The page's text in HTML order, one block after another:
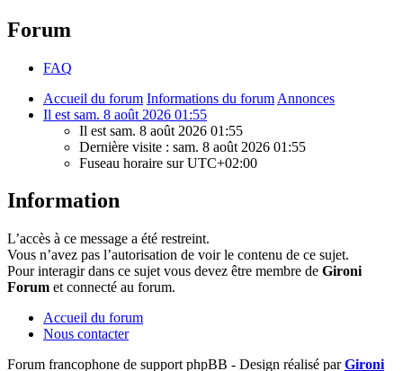
Forum
FAQ
Accueil du forum Informations du forum Annonces
Il est sam. 8 août 2026 01:55
Il est sam. 8 août 2026 01:55
Dernière visite : sam. 8 août 2026 01:55
Fuseau horaire surUTC+02:00
Information
L’accès à ce message a été restreint.
Vous n’avez pas l’autorisation de voir le contenu de ce sujet.
Pour interagir dans ce sujet vous devez être membre de Gironi
Forum et connecté au forum.
Accueil du forum
Nous contacter
Forum francophone de support phpBB - Design réalisé parGironi